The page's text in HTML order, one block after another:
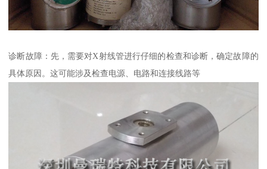
诊断故障：先，需要对X射线管进行仔细的检查和诊断，确定故障的
具体原因。这可能涉及检查电源、电路和连接线路等